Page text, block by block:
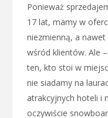
Ponieważ
17 lat, mamy w
niezmienną, a
wśród klientów. Ale
ten, kto stoi w
nie siadamy na
atrakcyjnych hoteli i
oczywiście